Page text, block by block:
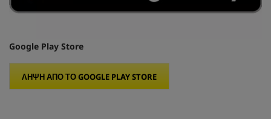
Google Play Store
ΛΗΨΗ ΑΠΟ ΤΟ GOOGLE PLAY STORE